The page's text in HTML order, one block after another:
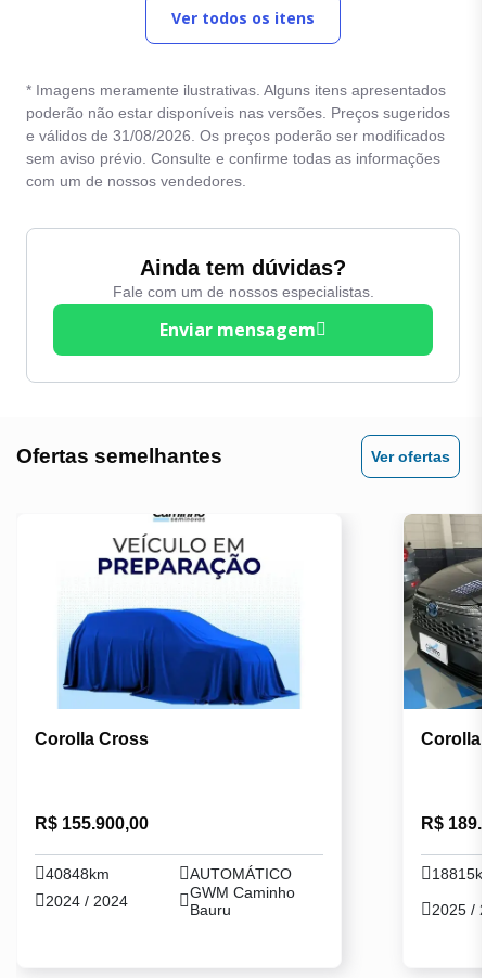
Camera de Re
Comandos no Volante
Computador de Bordo
Entrada Auxiliar
Entrada USB
Espelhos Eletricos
Rodas de Liga Leve
estacionamento
Teto Solar
Trava Eletrica
de altura
Volante Multifuncional
Ver todos os itens
* Imagens meramente ilustrativas. Alguns itens apresentados
poderão não estar disponíveis nas versões. Preços sugeridos
e válidos de 31/08/2026. Os preços poderão ser modificados
sem aviso prévio. Consulte e confirme todas as informações
com um de nossos vendedores.
Ainda tem dúvidas?
Fale com um de nossos especialistas.
Enviar mensagem
Ofertas semelhantes Ver ofertas
Corolla Cross
R$ 155.900,00
40848km
AUTOMÁTICO
2024 / 2024
GWM Caminho
Bauru
Corolla
R$
2025 /